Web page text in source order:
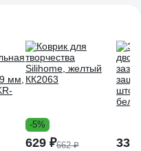
-5%
629 ₽662 ₽ 339